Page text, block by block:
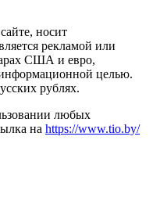
носит
рекламой или
США и евро,
целью.
рублях.
любых
на https://www.tio.by/